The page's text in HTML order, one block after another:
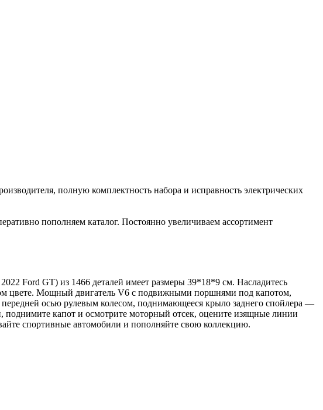
полную комплектность набора и исправность электрических
пополняем каталог. Постоянно увеличиваем ассортимент
Ford GT) из 1466 деталей имеет размеры 39*18*9 см. Насладитесь
цвете. Мощный двигатель V6 с подвижными поршнями под капотом,
осью рулевым колесом, поднимающееся крыло заднего спойлера —
капот и осмотрите моторный отсек, оцените изящные линии
спортивные автомобили и пополняйте свою коллекцию.